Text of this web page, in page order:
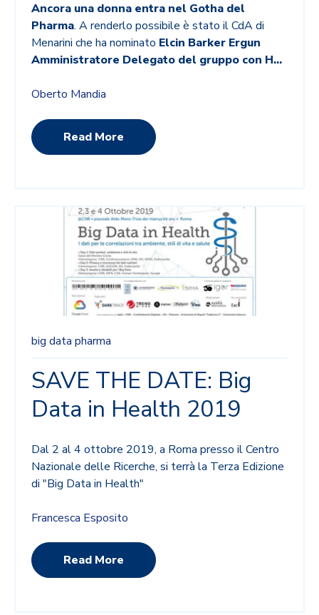
Ancora una donna entra nel Gotha del
Pharma. A renderlo possibile è stato il CdA di
Menarini che ha nominato Elcin Barker Ergun
Amministratore Delegato del gruppo con H...
Oberto Mandia
Read More
big data pharma
SAVE THE DATE: Big
Data in Health 2019
Dal 2 al 4 ottobre 2019, a Roma presso il Centro
Nazionale delle Ricerche, si terrà la Terza Edizione
di "Big Data in Health"
Francesca Esposito
Read More